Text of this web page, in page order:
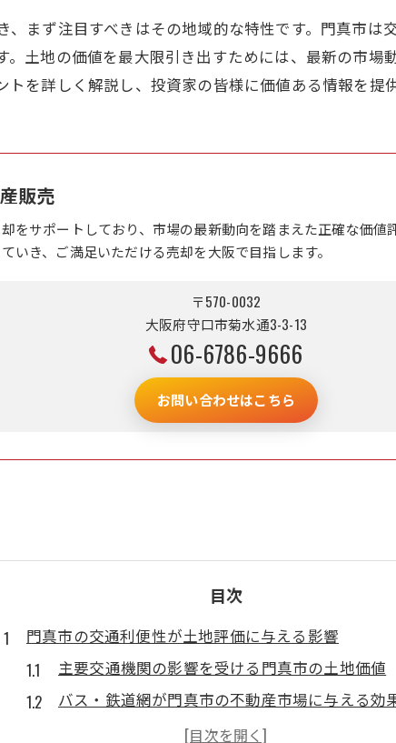
まず注目すべきはその地域的な特性です。門真市は
。土地の価値を最大限引き出すためには、最新の市
を詳しく解説し、投資家の皆様に価値ある情報を提供
販売
をサポートしており、市場の最新動向を踏まえた正確な価
いき、ご満足いただける売却を大阪で目指します。
〒570-0032
大阪府守口市菊水通3-3-13
06-6786-9666
お問い合わせはこちら
目次
門真市の交通利便性が土地評価に与える影響
主要交通機関の影響を受ける門真市の土地価値
バス・鉄道網が門真市の不動産市場に与える効
近隣エリアとのアクセスが土地評価に与える利点